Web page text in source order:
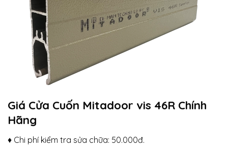
Giá Cửa Cuốn Mitadoor vis 46R Chính
Hãng
♦ Chi phí kiểm tra sửa chữa: 50.000đ.